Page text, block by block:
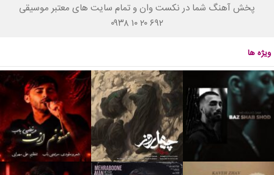
پخش آهنگ شما در نکست وان و تمام سایت های معتبر موسیقی
۰۹۳۸ ۱۰ ۲۰ ۶۹۲
ویژه ها